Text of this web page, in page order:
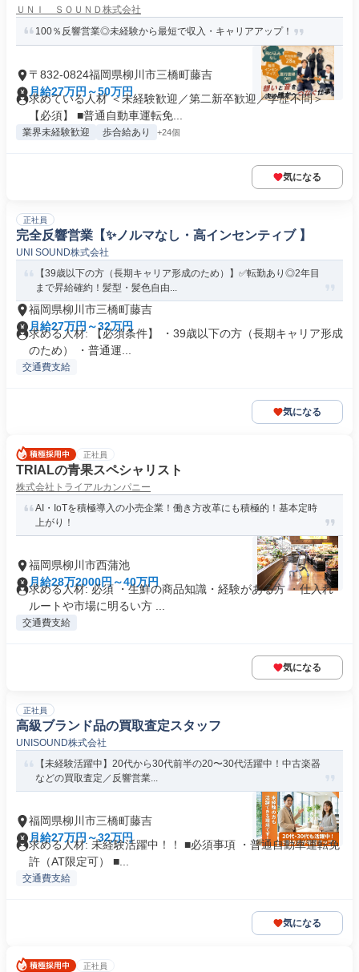
ＵＮＩ ＳＯＵＮＤ株式会社
100％反響営業◎未経験から最短で収入・キャリアアップ！
〒832-0824福岡県柳川市三橋町藤吉
月給27万円～50万円
求めている人材 ＜未経験歓迎／第二新卒歓迎／学歴不問＞
【必須】 ■普通自動車運転免...
業界未経験歓迎 歩合給あり +24個
気になる
正社員
完全反響営業【✨ノルマなし・高インセンティブ 】
UNI SOUND株式会社
【39歳以下の方（長期キャリア形成のため）】✅転勤あり◎2年目
まで昇給確約！髪型・髪色自由...
福岡県柳川市三橋町藤吉
月給27万円～32万円
求める人材: 【必須条件】 ・39歳以下の方（長期キャリア形成
のため） ・普通運...
交通費支給
気になる
正社員
TRIALの青果スペシャリスト
株式会社トライアルカンパニー
AI・IoTを積極導入の小売企業！働き方改革にも積極的！基本定時
上がり！
福岡県柳川市西蒲池
月給28万2000円～40万円
求める人材: 必須 ・生鮮の商品知識・経験がある方 ・仕入れ
ルートや市場に明るい方 ...
交通費支給
気になる
正社員
高級ブランド品の買取査定スタッフ
UNISOUND株式会社
【未経験活躍中】20代から30代前半の20〜30代活躍中！中古楽器
などの買取査定／反響営業...
福岡県柳川市三橋町藤吉
月給27万円～32万円
求める人材: 未経験活躍中！！ ■必須事項 ・普通自動車運転免
許（AT限定可） ■...
交通費支給
気になる
正社員